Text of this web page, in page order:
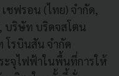
ชฟรอน (ไทย) จำกัด,
บริษัท บริดจสโตน
โรบินสัน จำกัด
ะจุไฟฟ้าในพื้นที่การให้